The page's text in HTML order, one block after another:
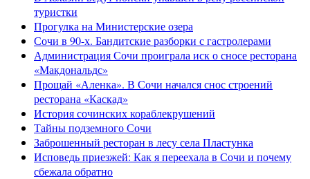
туристки
Прогулка на Министерские озера
Сочи в 90-х. Бандитские разборки с гастролерами
Администрация Сочи проиграла иск о сносе ресторана
«Макдональдс»
Прощай «Аленка». В Сочи начался снос строений
ресторана «Каскад»
История сочинских кораблекрушений
Тайны подземного Сочи
Заброшенный ресторан в лесу села Пластунка
Исповедь приезжей: Как я переехала в Сочи и почему
сбежала обратно